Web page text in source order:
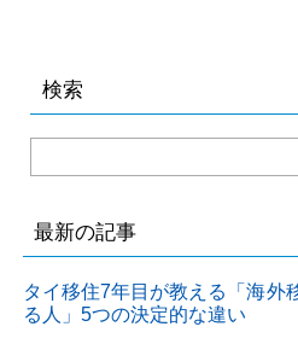
検索
最新の記事
タイ移住7年目が教える「海外
る人」5つの決定的な違い